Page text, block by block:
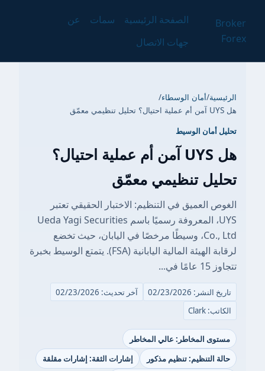
Broker
Forex
الصفحة الرئيسية سمات
عن
جهات الاتصال
الرئيسية/أمان الوسطاء/
هل UYS آمن أم عملية احتيال؟ تحليل تنظيمي معمّق
تحليل أمان الوسيط
هل UYS آمن أم عملية احتيال؟
تحليل تنظيمي معمّق
الغوص العميق في التنظيم: الاختبار الحقيقي تعتبر
UYS، المعروفة رسميًا باسم Ueda Yagi Securities
Co., Ltd، وسيطًا مرخصًا في اليابان، حيث تخضع
لرقابة الهيئة المالية اليابانية (FSA). يتمتع الوسيط بخبرة
تتجاوز 15 عامًا في...
تاريخ النشر: 02/23/2026
آخر تحديث: 02/23/2026
الكاتب: Clark
مستوى المخاطر: عالي المخاطر
حالة التنظيم: تنظيم مذكور
إشارات الثقة: إشارات مقلقة